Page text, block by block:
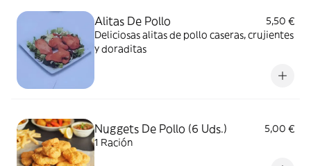
Alitas De Pollo
5,50 €
Deliciosas alitas de pollo caseras, crujientes
y doraditas
Nuggets De Pollo (6 Uds.)
5,00 €
1 Ración